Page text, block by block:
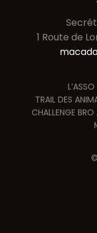
1 Route de
L’ASSO
TRAIL DES
CHALLENGE